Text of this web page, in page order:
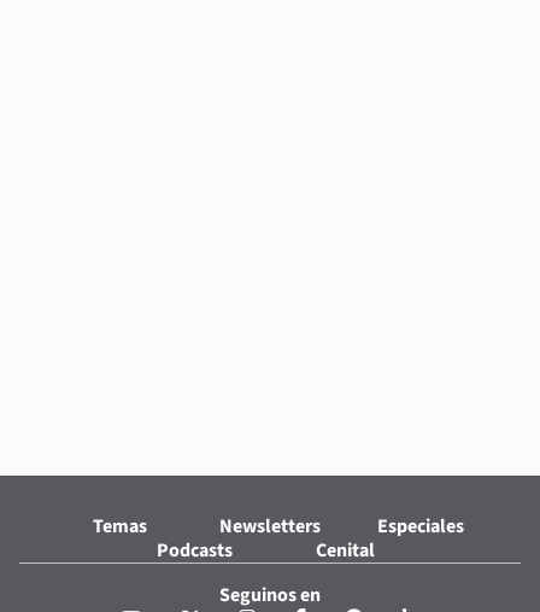
Temas Newsletters
Especiales
Podcasts
Cenital
Seguinos en